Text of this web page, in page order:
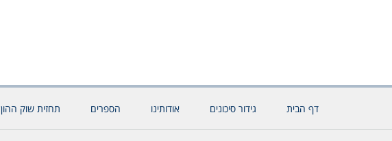
דף הבית גידור סיכונים אודותינו הספרים תחזית שוק ההון